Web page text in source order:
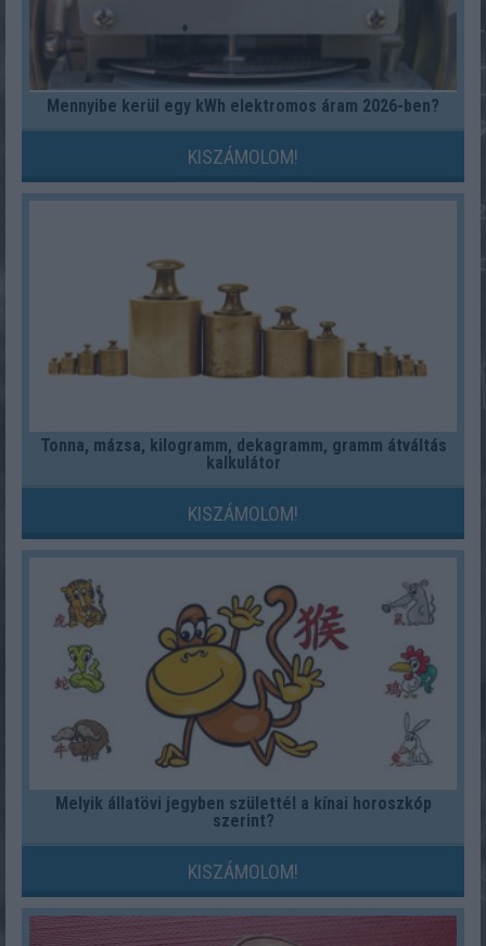
Mennyibe kerül egy kWh elektromos áram 2026-ben?
KISZÁMOLOM!
Tonna, mázsa, kilogramm, dekagramm, gramm átváltás
kalkulátor
KISZÁMOLOM!
Melyik állatövi jegyben születtél a kínai horoszkóp
szerint?
KISZÁMOLOM!